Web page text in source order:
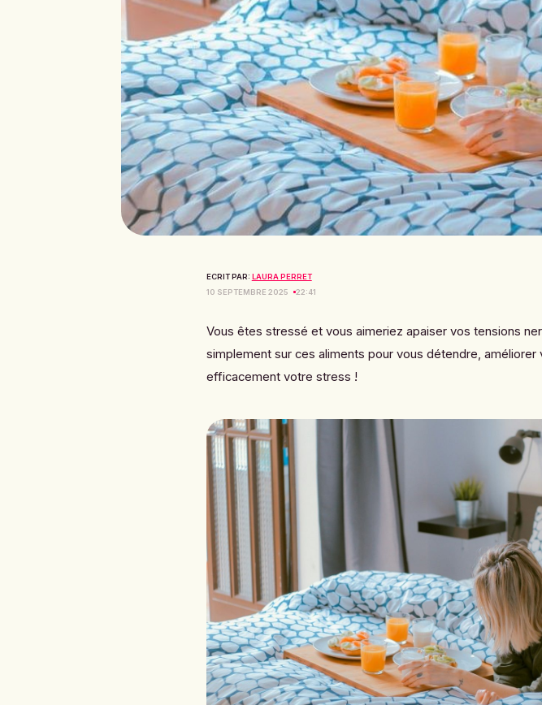
ECRIT PAR: LAURA PERRET
10 SEPTEMBRE 2025
22:41
Vous êtes stressé et vous aimeriez apaiser vos tensions
simplement sur ces aliments pour vous détendre, améliorer
efficacement votre stress !